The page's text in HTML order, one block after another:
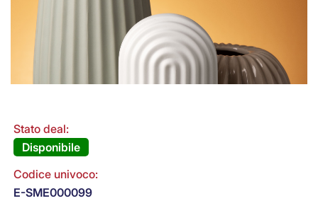
Stato deal:
Disponibile
Codice univoco:
E-SME000099